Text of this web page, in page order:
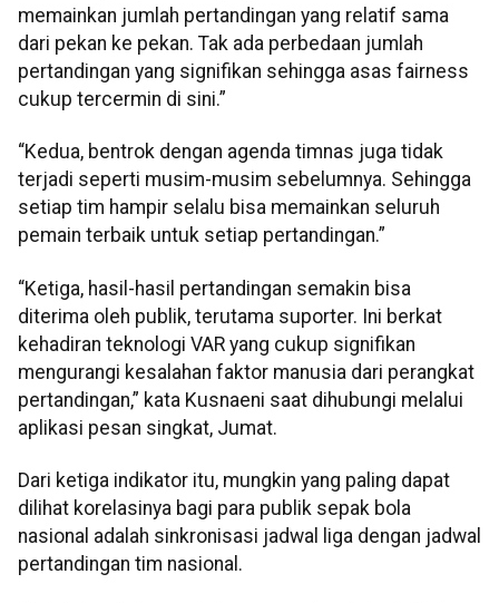
memainkan jumlah pertandingan yang relatif sama
dari pekan ke pekan. Tak ada perbedaan jumlah
pertandingan yang signifikan sehingga asas fairness
cukup tercermin di sini.”
“Kedua, bentrok dengan agenda timnas juga tidak
terjadi seperti musim-musim sebelumnya. Sehingga
setiap tim hampir selalu bisa memainkan seluruh
pemain terbaik untuk setiap pertandingan.”
“Ketiga, hasil-hasil pertandingan semakin bisa
diterima oleh publik, terutama suporter. Ini berkat
kehadiran teknologi VAR yang cukup signifikan
mengurangi kesalahan faktor manusia dari perangkat
pertandingan,” kata Kusnaeni saat dihubungi melalui
aplikasi pesan singkat, Jumat.
Dari ketiga indikator itu, mungkin yang paling dapat
dilihat korelasinya bagi para publik sepak bola
nasional adalah sinkronisasi jadwal liga dengan jadwal
pertandingan tim nasional.